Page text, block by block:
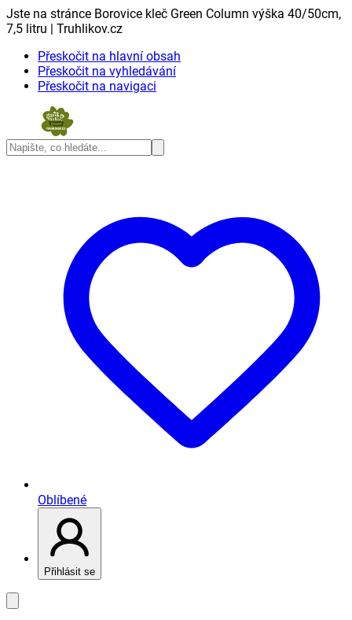
Jste na stránce Borovice kleč Green Column výška 40/50cm,
7,5 litru | Truhlikov.cz
Přeskočit na hlavní obsah
Přeskočit na vyhledávání
Přeskočit na navigaci
Oblíbené
Přihlásit se